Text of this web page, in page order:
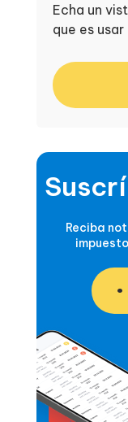
Echa un
que es
Reciba